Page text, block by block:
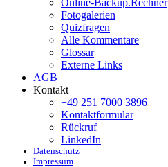
Online-Backup.Rechner
Fotogalerien
Quizfragen
Alle Kommentare
Glossar
Externe Links
AGB
Kontakt
+49 251 7000 3896
Kontaktformular
Rückruf
LinkedIn
Datenschutz
Impressum